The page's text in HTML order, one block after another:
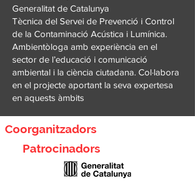
Generalitat de Catalunya
Tècnica del Servei de Prevenció i Control
de la Contaminació Acústica i Lumínica.
Ambientòloga amb experiència en el
sector de l’educació i comunicació
ambiental i la ciència ciutadana. Col·labora
en el projecte aportant la seva expertesa
en aquests àmbits
Coorganitzadors
Patrocinadors